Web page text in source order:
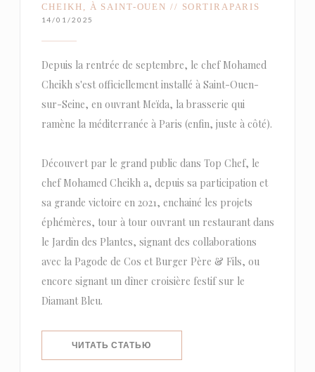
CHEIKH, À SAINT-OUEN // SORTIRAPARIS
14/01/2025
Depuis la rentrée de septembre, le chef Mohamed
Cheikh s'est officiellement installé à Saint-Ouen-
sur-Seine, en ouvrant Meïda, la brasserie qui
ramène la méditerranée à Paris (enfin, juste à côté).
Découvert par le grand public dans Top Chef, le
chef Mohamed Cheikh a, depuis sa participation et
sa grande victoire en 2021, enchainé les projets
éphémères, tour à tour ouvrant un restaurant dans
le Jardin des Plantes, signant des collaborations
avec la Pagode de Cos et Burger Père & Fils, ou
encore signant un dîner croisière festif sur le
Diamant Bleu.
ЧИТАТЬ СТАТЬЮ